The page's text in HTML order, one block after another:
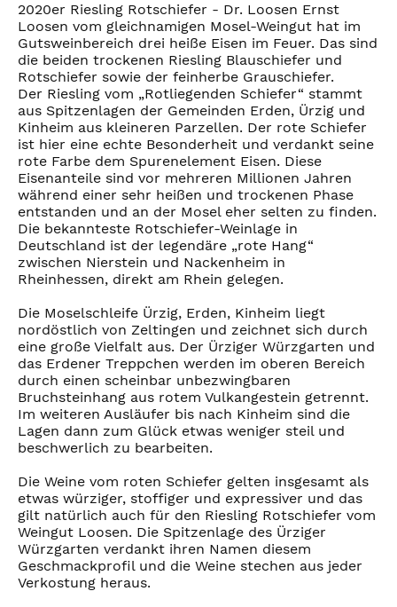
2020er Riesling Rotschiefer - Dr. Loosen Ernst
Loosen vom gleichnamigen Mosel-Weingut hat im
Gutsweinbereich drei heiße Eisen im Feuer. Das sind
die beiden trockenen Riesling Blauschiefer und
Rotschiefer sowie der feinherbe Grauschiefer.
Der Riesling vom „Rotliegenden Schiefer“ stammt
aus Spitzenlagen der Gemeinden Erden, Ürzig und
Kinheim aus kleineren Parzellen. Der rote Schiefer
ist hier eine echte Besonderheit und verdankt seine
rote Farbe dem Spurenelement Eisen. Diese
Eisenanteile sind vor mehreren Millionen Jahren
während einer sehr heißen und trockenen Phase
entstanden und an der Mosel eher selten zu finden.
Die bekannteste Rotschiefer-Weinlage in
Deutschland ist der legendäre „rote Hang“
zwischen Nierstein und Nackenheim in
Rheinhessen, direkt am Rhein gelegen.
Die Moselschleife Ürzig, Erden, Kinheim liegt
nordöstlich von Zeltingen und zeichnet sich durch
eine große Vielfalt aus. Der Ürziger Würzgarten und
das Erdener Treppchen werden im oberen Bereich
durch einen scheinbar unbezwingbaren
Bruchsteinhang aus rotem Vulkangestein getrennt.
Im weiteren Ausläufer bis nach Kinheim sind die
Lagen dann zum Glück etwas weniger steil und
beschwerlich zu bearbeiten.
Die Weine vom roten Schiefer gelten insgesamt als
etwas würziger, stoffiger und expressiver und das
gilt natürlich auch für den Riesling Rotschiefer vom
Weingut Loosen. Die Spitzenlage des Ürziger
Würzgarten verdankt ihren Namen diesem
Geschmackprofil und die Weine stechen aus jeder
Verkostung heraus.